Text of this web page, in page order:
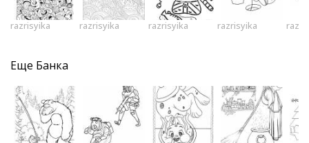
razrisyika razrisyika razrisyika razrisyika
Еще Банка